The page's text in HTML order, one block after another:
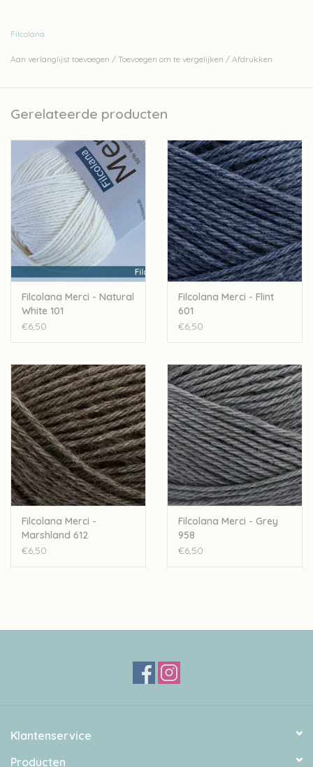
Bij onze pakketten vind jeverschillende stuks
50% wol - 50% pima-katoen
50 gram - 200 meter
Naalddikte: 2,5-3,5mm
Stekenverhouding 10cm: 26-28 steken - 36-38 rijen
Machinewasbaar
Let op: de kleur op beeld kan afwijken van de werkelijke kleur.
Filcolana
Aan verlanglijst toevoegen / Toevoegen om te vergelijken / Afdrukken
Gerelateerde producten
Filcolana Merci - Natural
White 101
€6,50
Filcolana Merci - Flint
601
€6,50
Filcolana Merci -
Marshland 612
€6,50
Filcolana Merci - Grey
958
€6,50
Klantenservice
Producten